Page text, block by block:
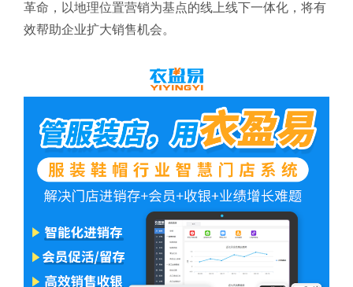
革命，以地理位置营销为基点的线上线下一体化，将有
效帮助企业扩大销售机会。